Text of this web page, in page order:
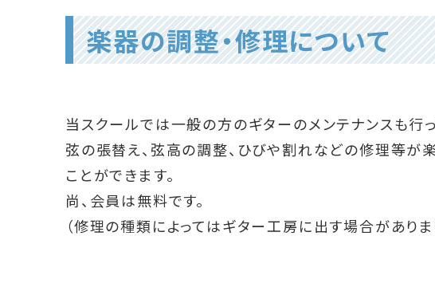
楽器の調整・修理について
当スクールでは一般の方のギターのメンテナンスも行っ
弦の張替え、弦高の調整、ひびや割れなどの修理等が
ことができます。
尚、会員は無料です。
（修理の種類によってはギター工房に出す場合がありま